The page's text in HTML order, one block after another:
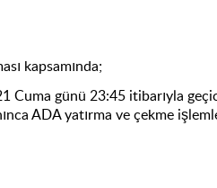
kapsamında;
Cuma günü 23:45 itibarıyla
ADA yatırma ve çekme